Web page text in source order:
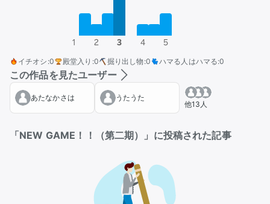
1 2 3 4 5
イチオシ :0 殿堂入り :0 掘り出し物 :0 ハマる人はハマる:0
この作品を見たユーザー
あたなかさは うたうた
他13人
「NEW GAME！！（第二期）」に投稿された記事